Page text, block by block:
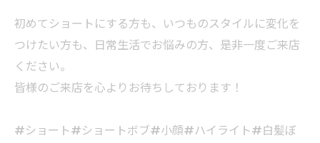
初めてショートにする方も、いつものスタイルに変化を
つけたい方も、日常生活でお悩みの方、是非一度ご来店
ください。
皆様のご来店を心よりお待ちしております！
#ショート#ショートボブ#小顔#ハイライト#白髪ぼ